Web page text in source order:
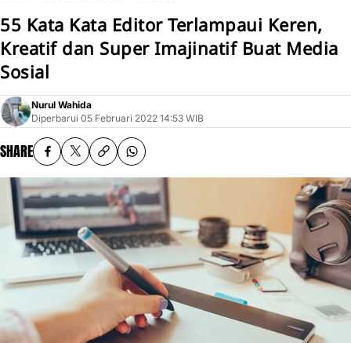
55 Kata Kata Editor Terlampaui Keren,
Kreatif dan Super Imajinatif Buat Media
Sosial
Nurul Wahida
Diperbarui 05 Februari 2022 14:53 WIB
SHARE